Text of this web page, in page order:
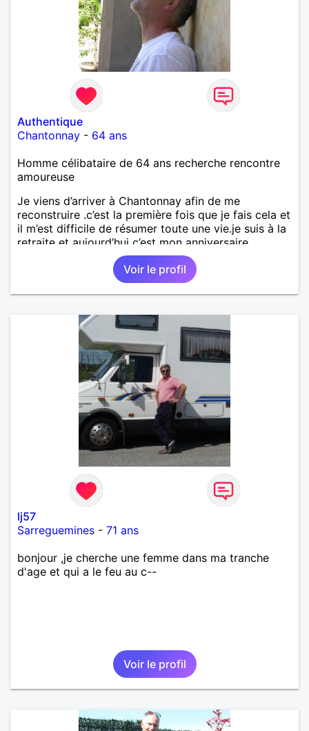
Authentique
Chantonnay - 64 ans
Homme célibataire de 64 ans recherche rencontre
amoureuse
Je viens d’arriver à Chantonnay afin de me
reconstruire .c’est la première fois que je fais cela et
il m’est difficile de résumer toute une vie.je suis à la
retraite et aujourd’hui c’est mon anniversaire
!J’aimerais rencontrer quelqu’un qui partage les
mêmes valeurs qui font de quelqu’un un être humain
Voir le profil
lj57
Sarreguemines - 71 ans
bonjour ,je cherche une femme dans ma tranche
d'age et qui a le feu au c--
Voir le profil